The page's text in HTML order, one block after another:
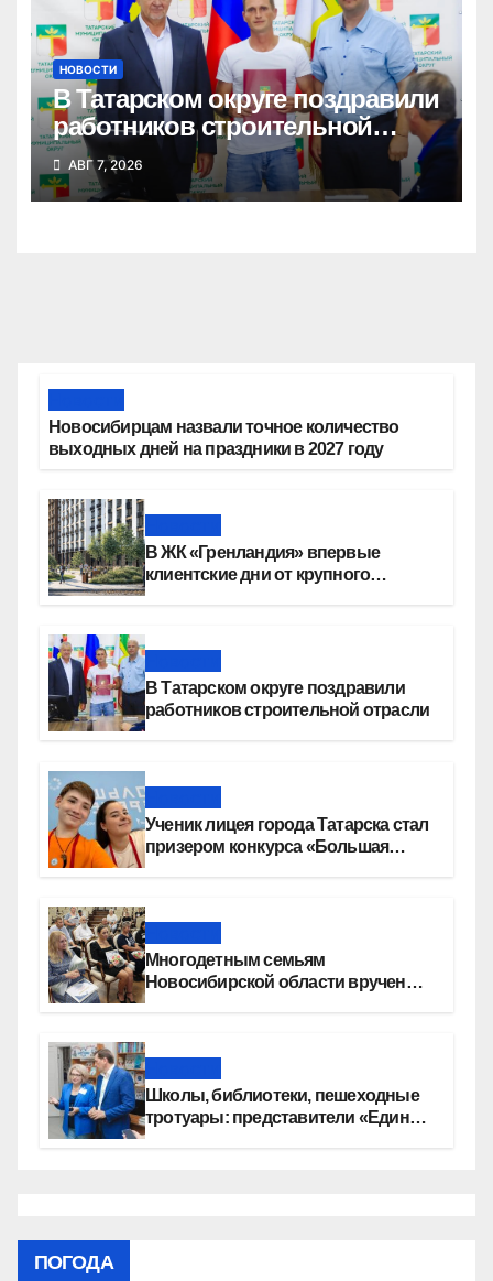
НОВОСТИ
В Татарском округе поздравили
работников строительной
отрасли
АВГ 7, 2026
Новосибирцам назвали точное количество
выходных дней на праздники в 2027 году
В ЖК «Гренландия» впервые
клиентские дни от крупного
В Татарском округе поздравили
работников строительной отрасли
Ученик лицея города Татарска стал
призером конкурса «Большая
Многодетным семьям
Новосибирской области вручены
Школы, библиотеки, пешеходные
тротуары: представители «Единой
ПОГОДА